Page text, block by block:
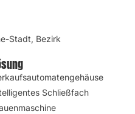
Stadt, Bezirk
Schließfach